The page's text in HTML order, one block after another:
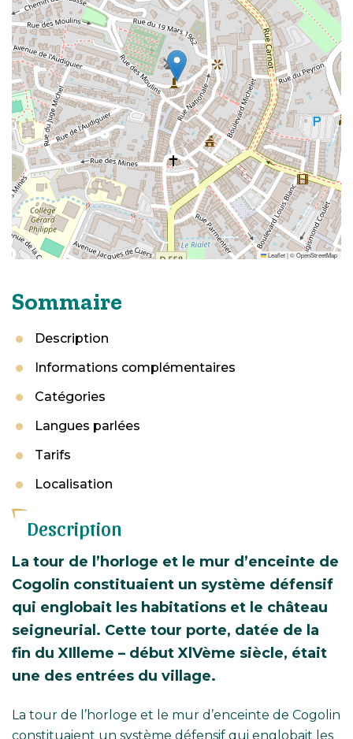
Sommaire
Description
Informations complémentaires
Catégories
Langues parlées
Tarifs
Localisation
Description
La tour de l’horloge et le mur d’enceinte de
Cogolin constituaient un système défensif
qui englobait les habitations et le château
seigneurial. Cette tour porte, datée de la
fin du XIlleme – début XlVème siècle, était
une des entrées du village.
La tour de l’horloge et le mur d’enceinte de Cogolin
constituaient un système défensif qui englobait les
Leaflet|©OpenStreetMap